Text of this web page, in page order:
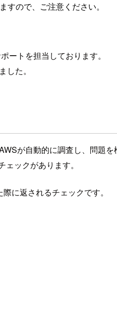
ので、ご注意ください。
ートを担当しております。
た。
が自動的に調査し、問題
ックがあります。
に返されるチェックです。